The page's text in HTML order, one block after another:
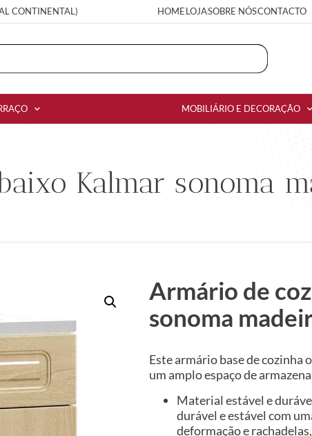
CONTINENTAL) HOMELOJASOBRE NÓSCONTACTO
MOBILIÁRIO E DECORAÇÃO
Kalmar sonoma
Armário de
sonoma
Este armário base de cozinha
um amplo espaço de
Material estável e
durável e estável com
deformação e